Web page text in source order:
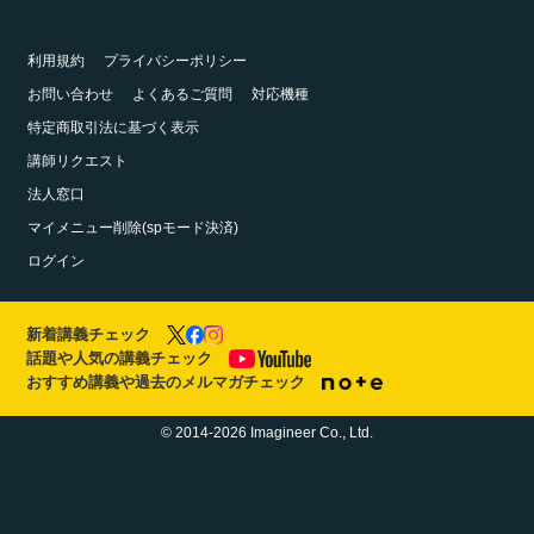
利用規約
プライバシーポリシー
お問い合わせ
よくあるご質問
対応機種
特定商取引法に基づく表示
講師リクエスト
法人窓口
マイメニュー削除(spモード決済)
ログイン
新着講義チェック
話題や人気の講義チェック
おすすめ講義や過去のメルマガチェック
© 2014-2026 Imagineer Co., Ltd.